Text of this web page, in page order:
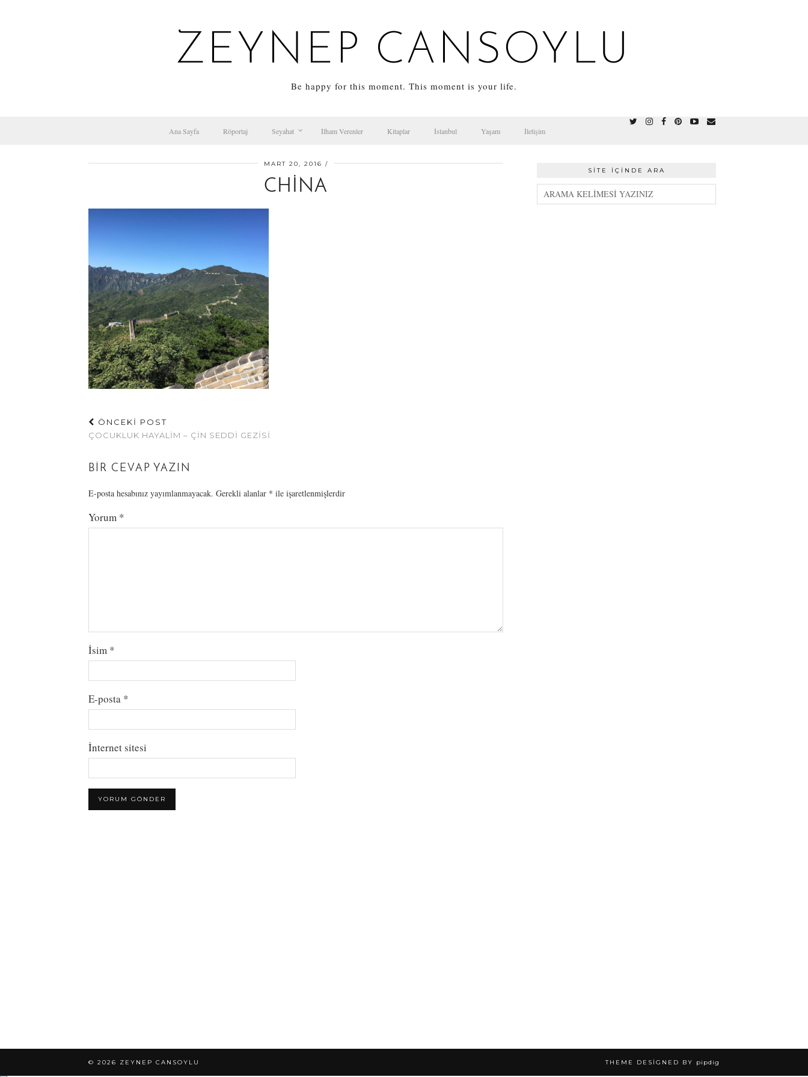
ZEYNEP CANSOYLU
Be happy for this moment. This moment is your life.
Ana Sayfa Röportaj Seyahat İlham Verenler Kitaplar İstanbul Yaşam İletişim
MART 20, 2016
CHINA
ÖNCEKİ POST
ÇOCUKLUK HAYALIM – ÇIN SEDDI GEZISI
BIR CEVAP YAZIN
E-posta hesabınız yayımlanmayacak. Gerekli alanlar * ile işaretlenmişlerdir
Yorum *
İsim *
E-posta *
İnternet sitesi
SITE İÇINDE ARA
© 2026 ZEYNEP CANSOYLU THEME DESIGNED BY pipdig